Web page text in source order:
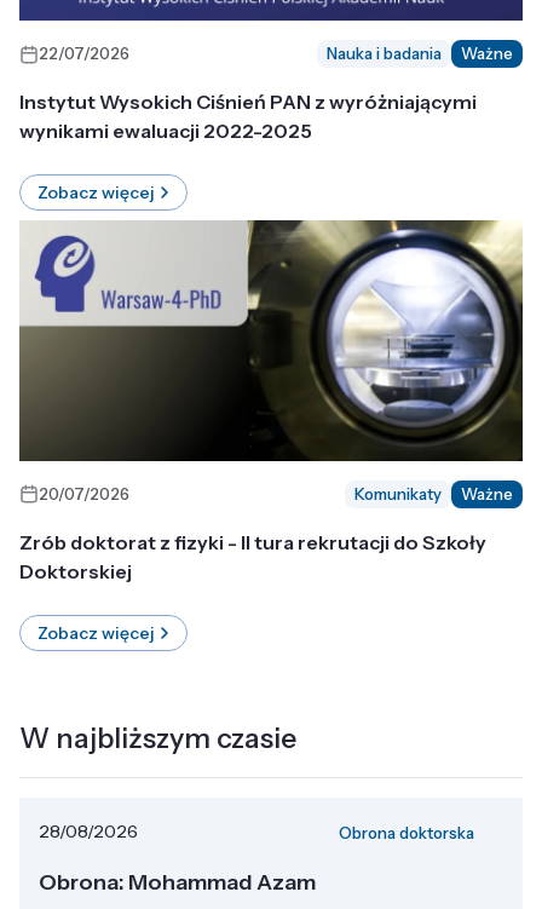
22/07/2026 Nauka i badania Ważne
Instytut Wysokich Ciśnień PAN z wyróżniającymi
wynikami ewaluacji 2022-2025
Zobacz więcej
20/07/2026 Komunikaty Ważne
Zrób doktorat z fizyki - II tura rekrutacji do Szkoły
Doktorskiej
Zobacz więcej
W najbliższym czasie
28/08/2026 Obrona doktorska
Obrona: Mohammad Azam